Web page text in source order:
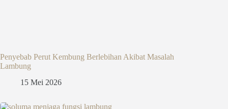
Penyebab Perut Kembung Berlebihan Akibat Masalah
Lambung
15 Mei 2026